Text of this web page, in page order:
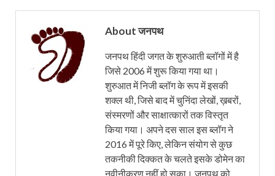
About जनपथ
जनपथ हिंदी जगत के शुरुआती ब्लॉगों में है
जिसे 2006 में शुरू किया गया था।
शुरुआत में निजी ब्लॉग के रूप में इसकी
शक्ल थी, जिसे बाद में चुनिंदा लेखों, ख़बरों,
संस्मरणों और साक्षात्कारों तक विस्तृत
किया गया। अपने दस साल इस ब्लॉग ने
2016 में पूरे किए, लेकिन संयोग से कुछ
तकनीकी दिक्कत के चलते इसके डोमेन का
नवीनीकरण नहीं हो सका। जनपथ को